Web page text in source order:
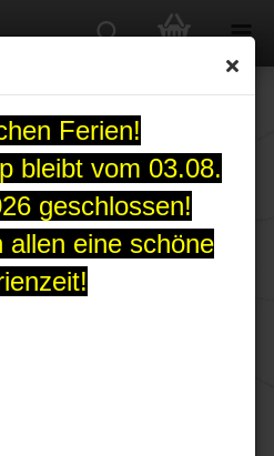
Ferien!
bleibt vom 03.08.
geschlossen!
allen eine schöne